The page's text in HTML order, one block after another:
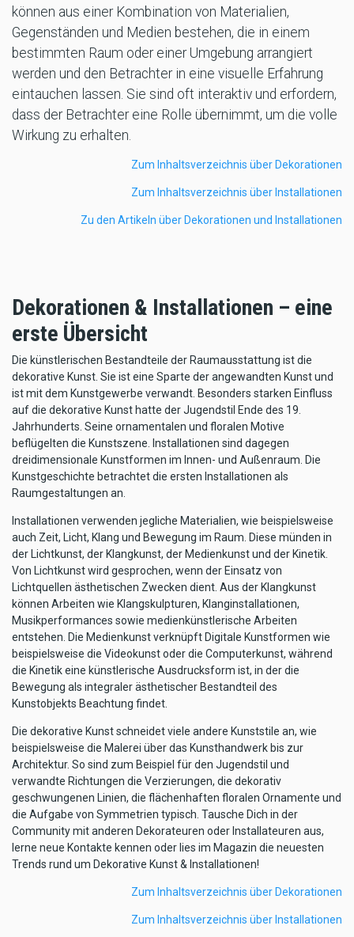
können aus einer Kombination von Materialien,
Gegenständen und Medien bestehen, die in einem
bestimmten Raum oder einer Umgebung arrangiert
werden und den Betrachter in eine visuelle Erfahrung
eintauchen lassen. Sie sind oft interaktiv und erfordern,
dass der Betrachter eine Rolle übernimmt, um die volle
Wirkung zu erhalten.
Zum Inhaltsverzeichnis über Dekorationen
Zum Inhaltsverzeichnis über Installationen
Zu den Artikeln über Dekorationen und Installationen
Dekorationen & Installationen – eine
erste Übersicht
Die künstlerischen Bestandteile der Raumausstattung ist die
dekorative Kunst. Sie ist eine Sparte der angewandten Kunst und
ist mit dem Kunstgewerbe verwandt. Besonders starken Einfluss
auf die dekorative Kunst hatte der Jugendstil Ende des 19.
Jahrhunderts. Seine ornamentalen und floralen Motive
beflügelten die Kunstszene. Installationen sind dagegen
dreidimensionale Kunstformen im Innen- und Außenraum. Die
Kunstgeschichte betrachtet die ersten Installationen als
Raumgestaltungen an.
Installationen verwenden jegliche Materialien, wie beispielsweise
auch Zeit, Licht, Klang und Bewegung im Raum. Diese münden in
der Lichtkunst, der Klangkunst, der Medienkunst und der Kinetik.
Von Lichtkunst wird gesprochen, wenn der Einsatz von
Lichtquellen ästhetischen Zwecken dient. Aus der Klangkunst
können Arbeiten wie Klangskulpturen, Klanginstallationen,
Musikperformances sowie medienkünstlerische Arbeiten
entstehen. Die Medienkunst verknüpft Digitale Kunstformen wie
beispielsweise die Videokunst oder die Computerkunst, während
die Kinetik eine künstlerische Ausdrucksform ist, in der die
Bewegung als integraler ästhetischer Bestandteil des
Kunstobjekts Beachtung findet.
Die dekorative Kunst schneidet viele andere Kunststile an, wie
beispielsweise die Malerei über das Kunsthandwerk bis zur
Architektur. So sind zum Beispiel für den Jugendstil und
verwandte Richtungen die Verzierungen, die dekorativ
geschwungenen Linien, die flächenhaften floralen Ornamente und
die Aufgabe von Symmetrien typisch. Tausche Dich in der
Community mit anderen Dekorateuren oder Installateuren aus,
lerne neue Kontakte kennen oder lies im Magazin die neuesten
Trends rund um Dekorative Kunst & Installationen!
Zum Inhaltsverzeichnis über Dekorationen
Zum Inhaltsverzeichnis über Installationen